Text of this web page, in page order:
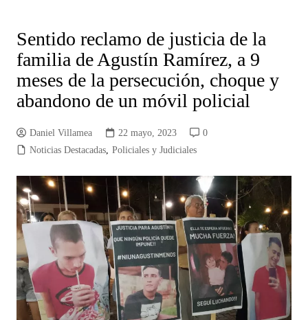
Sentido reclamo de justicia de la
familia de Agustín Ramírez, a 9
meses de la persecución, choque y
abandono de un móvil policial
Daniel Villamea 22 mayo, 2023
0
Noticias Destacadas, Policiales y Judiciales